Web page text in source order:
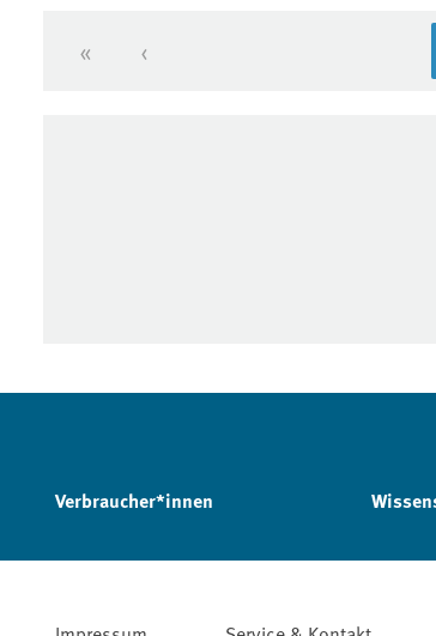
Erste Seite
« Vorherige Seite
‹
Verbraucher*innen